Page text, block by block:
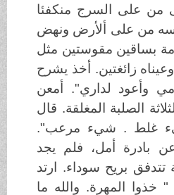
على السرج منكفئا
من على ألأرض ونهض
بساقين مقوستين مثل
زائغتين. أخذ يشرح
وأعود لداري". أمعن
الصلبة المغلقة. قال
غلط . شيء مرعب".
بادرة أمل، فلم يجد
بريح سوداء. ارتد
المهرة. والله ما